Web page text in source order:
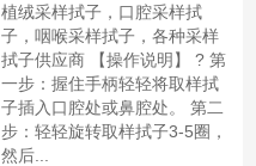
植绒采样拭子，口腔采样拭
子，咽喉采样拭子，各种采样
拭子供应商 【操作说明】 ? 第
一步：握住手柄轻轻将取样拭
子插入口腔处或鼻腔处。 第二
步：轻轻旋转取样拭子3-5圈，
然后...